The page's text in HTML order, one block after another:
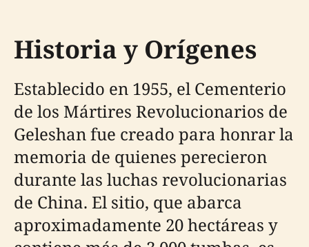
Historia y Orígenes
Establecido en 1955, el Cementerio
de los Mártires Revolucionarios de
Geleshan fue creado para honrar la
memoria de quienes perecieron
durante las luchas revolucionarias
de China. El sitio, que abarca
aproximadamente 20 hectáreas y